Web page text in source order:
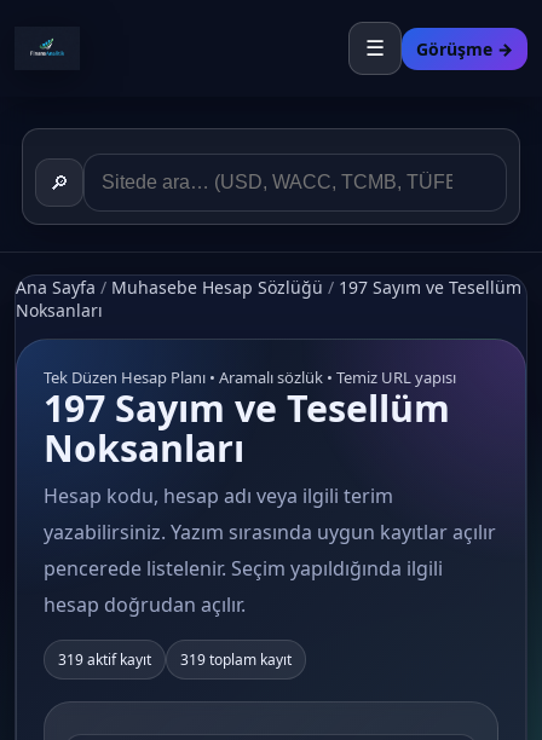
☰ Görüşme →
🔎
Ana Sayfa / Muhasebe Hesap Sözlüğü / 197 Sayım ve Tesellüm
Noksanları
Tek Düzen Hesap Planı • Aramalı sözlük • Temiz URL yapısı
197 Sayım ve Tesellüm
Noksanları
Hesap kodu, hesap adı veya ilgili terim
yazabilirsiniz. Yazım sırasında uygun kayıtlar açılır
pencerede listelenir. Seçim yapıldığında ilgili
hesap doğrudan açılır.
319 aktif kayıt 319 toplam kayıt